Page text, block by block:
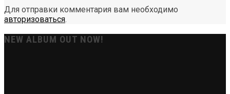
Для отправки комментария вам необходимо
авторизоваться.
NEW ALBUM OUT NOW!